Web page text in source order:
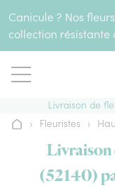
Canicule ? Nos
collection résistante
Livraison de
Accueil
› Fleuristes ›
Livraison
(52140)